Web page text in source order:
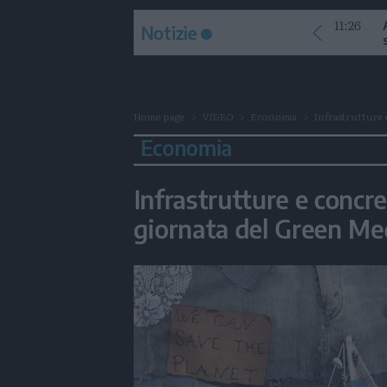
Notizie 11:26
Home page VIDEO Economia Infrastrutture
Economia
Infrastrutture e
giornata del Green